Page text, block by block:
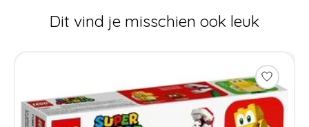
Dit vind je misschien ook leuk